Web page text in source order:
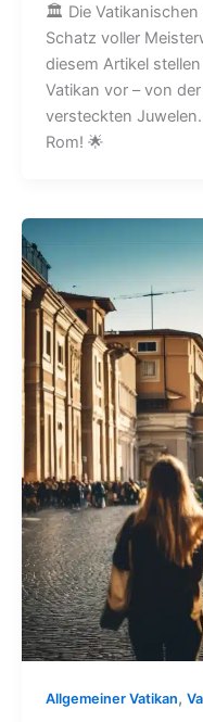
🏛️ Die Vatikanischen
Schatz voller
diesem Artikel
Vatikan vor – von
versteckten
Rom! 🌟
Allgemeiner Vatikan,